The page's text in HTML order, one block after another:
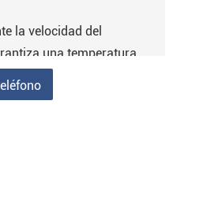
la velocidad del
una temperatura